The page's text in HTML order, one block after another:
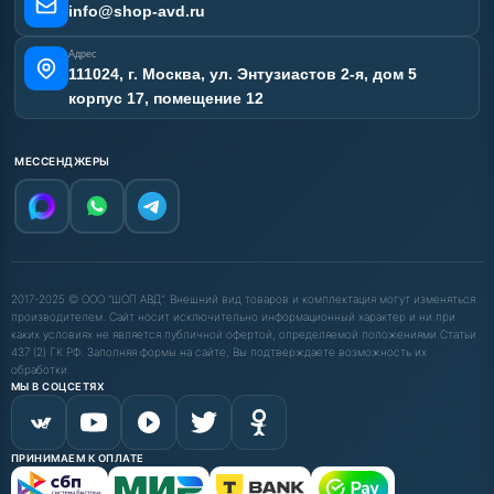
info@shop-avd.ru
Адрес
111024, г. Москва, ул. Энтузиастов 2-я, дом 5
корпус 17, помещение 12
МЕССЕНДЖЕРЫ
2017-2025 © ООО "ШОП АВД". Внешний вид товаров и комплектация могут изменяться
производителем. Сайт носит исключительно информационный характер и ни при
каких условиях не является публичной офертой, определяемой положениями Статьи
437 (2) ГК РФ. Заполняя формы на сайте, Вы подтверждаете возможность их
обработки.
МЫ В СОЦСЕТЯХ
ПРИНИМАЕМ К ОПЛАТЕ